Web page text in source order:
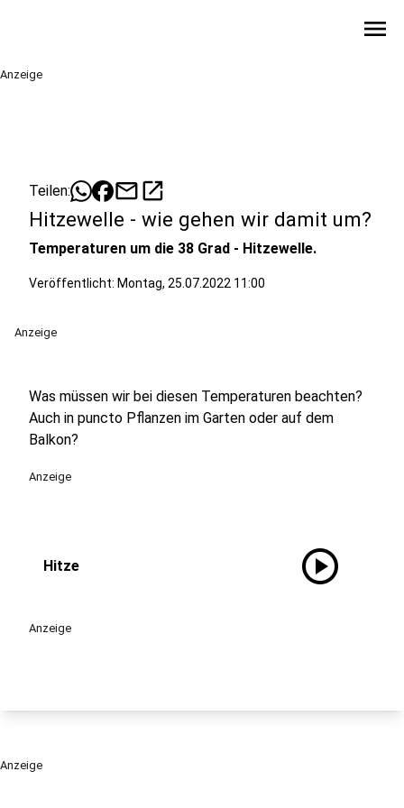
menu
Anzeige
Teilen: mailopen_in_new
Hitzewelle - wie gehen wir damit um?
Temperaturen um die 38 Grad - Hitzewelle.
Veröffentlicht: Montag, 25.07.2022 11:00
Anzeige
Was müssen wir bei diesen Temperaturen beachten?
Auch in puncto Pflanzen im Garten oder auf dem
Balkon?
Anzeige
Hitze play_circle
Anzeige
Anzeige